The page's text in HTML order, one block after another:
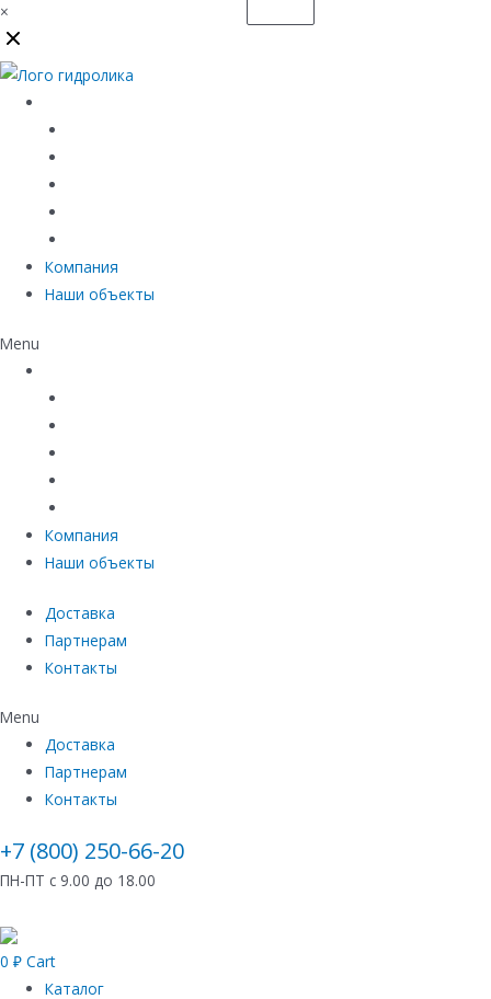
×
Компания
Наши объекты
Menu
Компания
Наши объекты
Доставка
Партнерам
Контакты
Menu
Доставка
Партнерам
Контакты
+7 (800) 250-66-20
ПН-ПТ с 9.00 до 18.00
0 ₽ Cart
Каталог